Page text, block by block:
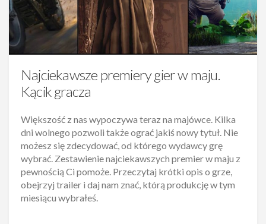
Najciekawsze premiery gier w maju.
Kącik gracza
Większość z nas wypoczywa teraz na majówce. Kilka
dni wolnego pozwoli także ograć jakiś nowy tytuł. Nie
możesz się zdecydować, od którego wydawcy grę
wybrać. Zestawienie najciekawszych premier w maju z
pewnością Ci pomoże. Przeczytaj krótki opis o grze,
obejrzyj trailer i daj nam znać, którą produkcję w tym
miesiącu wybrałeś.